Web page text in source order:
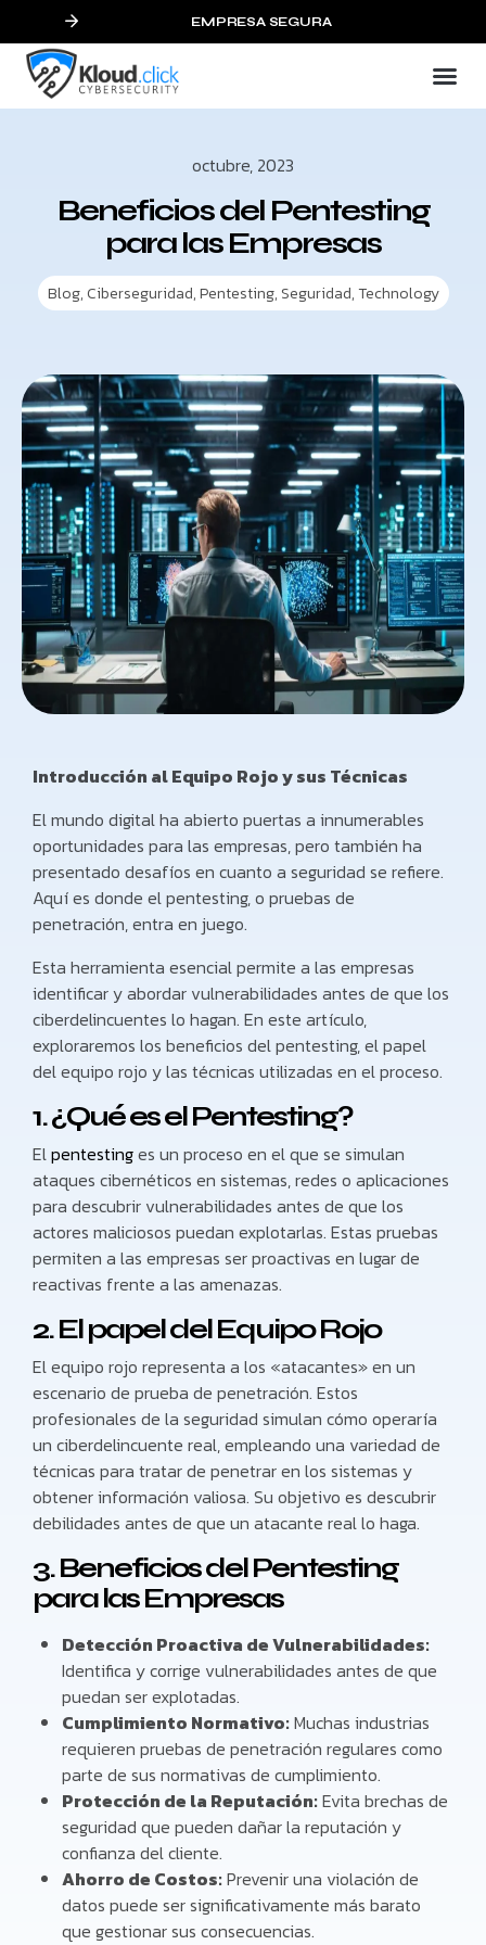
EMPRESA SEGURA
octubre, 2023
Beneficios del Pentesting
para las Empresas
Blog, Ciberseguridad,Pentesting, Seguridad,Technology
Introducción al Equipo Rojo y sus Técnicas
El mundo digital ha abierto puertas a innumerables
oportunidades para las empresas, pero también ha
presentado desafíos en cuanto a seguridad se refiere.
Aquí es donde el pentesting, o pruebas de
penetración, entra en juego.
Esta herramienta esencial permite a las empresas
identificar y abordar vulnerabilidades antes de que los
ciberdelincuentes lo hagan. En este artículo,
exploraremos los beneficios del pentesting, el papel
del equipo rojo y las técnicas utilizadas en el proceso.
1. ¿Qué es el Pentesting?
Elpentestinges un proceso en el que se simulan
ataques cibernéticos en sistemas, redes o aplicaciones
para descubrir vulnerabilidades antes de que los
actores maliciosos puedan explotarlas. Estas pruebas
permiten a las empresas ser proactivas en lugar de
reactivas frente a las amenazas.
2. El papel del Equipo Rojo
El equipo rojo representa a los «atacantes» en un
escenario de prueba de penetración. Estos
profesionales de la seguridad simulan cómo operaría
un ciberdelincuente real, empleando una variedad de
técnicas para tratar de penetrar en los sistemas y
obtener información valiosa. Su objetivo es descubrir
debilidades antes de que un atacante real lo haga.
3. Beneficios del Pentesting
para las Empresas
Detección Proactiva de Vulnerabilidades:
Identifica y corrige vulnerabilidades antes de que
puedan ser explotadas.
Cumplimiento Normativo:Muchas industrias
requieren pruebas de penetración regulares como
parte de sus normativas de cumplimiento.
Protección de la Reputación:Evita brechas de
seguridad que pueden dañar la reputación y
confianza del cliente.
Ahorro de Costos:Prevenir una violación de
datos puede ser significativamente más barato
que gestionar sus consecuencias.